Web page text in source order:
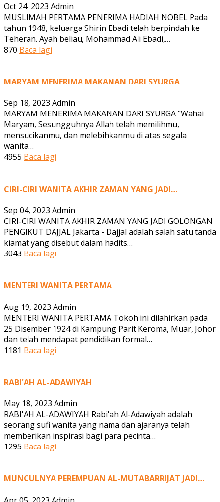
Oct 24, 2023 Admin
MUSLIMAH PERTAMA PENERIMA HADIAH NOBEL Pada
tahun 1948, keluarga Shirin Ebadi telah berpindah ke
Teheran. Ayah beliau, Mohammad Ali Ebadi,…
870 Baca lagi
MARYAM MENERIMA MAKANAN DARI SYURGA
Sep 18, 2023 Admin
MARYAM MENERIMA MAKANAN DARI SYURGA "Wahai
Maryam, Sesungguhnya Allah telah memilihmu,
mensucikanmu, dan melebihkanmu di atas segala
wanita…
4955 Baca lagi
CIRI-CIRI WANITA AKHIR ZAMAN YANG JADI…
Sep 04, 2023 Admin
CIRI-CIRI WANITA AKHIR ZAMAN YANG JADI GOLONGAN
PENGIKUT DAJJAL Jakarta - Dajjal adalah salah satu tanda
kiamat yang disebut dalam hadits…
3043 Baca lagi
MENTERI WANITA PERTAMA
Aug 19, 2023 Admin
MENTERI WANITA PERTAMA Tokoh ini dilahirkan pada
25 Disember 1924 di Kampung Parit Keroma, Muar, Johor
dan telah mendapat pendidikan formal…
1181 Baca lagi
RABI'AH AL-ADAWIYAH
May 18, 2023 Admin
RABI'AH AL-ADAWIYAH Rabi'ah Al-Adawiyah adalah
seorang sufi wanita yang nama dan ajaranya telah
memberikan inspirasi bagi para pecinta…
1295 Baca lagi
MUNCULNYA PEREMPUAN AL-MUTABARRIJAT JADI…
Apr 05, 2023 Admin